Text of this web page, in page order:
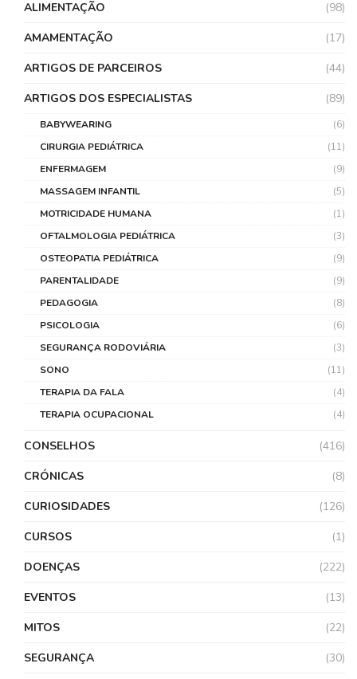
ALIMENTAÇÃO
(98)
AMAMENTAÇÃO
(17)
ARTIGOS DE PARCEIROS
(44)
ARTIGOS DOS ESPECIALISTAS
(89)
BABYWEARING
(6)
CIRURGIA PEDIÁTRICA
(11)
ENFERMAGEM
(9)
MASSAGEM INFANTIL
(5)
MOTRICIDADE HUMANA
(1)
OFTALMOLOGIA PEDIÁTRICA
(3)
OSTEOPATIA PEDIÁTRICA
(9)
PARENTALIDADE
(9)
PEDAGOGIA
(8)
PSICOLOGIA
(6)
SEGURANÇA RODOVIÁRIA
(3)
SONO
(11)
TERAPIA DA FALA
(4)
TERAPIA OCUPACIONAL
(4)
CONSELHOS
(416)
CRÓNICAS
(8)
CURIOSIDADES
(126)
CURSOS
(1)
DOENÇAS
(222)
EVENTOS
(13)
MITOS
(22)
SEGURANÇA
(30)